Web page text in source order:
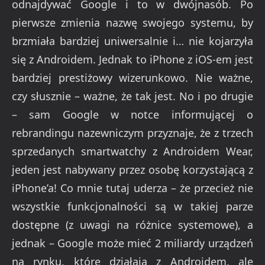
odnajdywać Google i to w dwójnasób. Po
pierwsze zmienia nazwę swojego systemu, by
brzmiała bardziej uniwersalnie i… nie kojarzyła
się z Androidem. Jednak to iPhone z iOS-em jest
bardziej prestiżowy wizerunkowo. Nie ważne,
czy słusznie – ważne, że tak jest. No i po drugie
– sam Google w notce informującej o
rebrandingu nazewniczym przyznaje, że z trzech
sprzedanych smartwatchy z Androidem Wear,
jeden jest nabywany przez osobę korzystającą z
iPhone’a! Co mnie tutaj uderza – że przecież nie
wszystkie funkcjonalności są w takiej parze
dostępne (z uwagi na różnice systemowe), a
jednak – Google może mieć 2 miliardy urządzeń
na rynku, które działają z Androidem, ale